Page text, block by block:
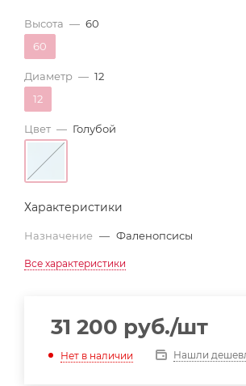
Высота — 60
60
Диаметр — 12
12
Цвет — Голубой
Характеристики
Назначение — Фаленопсисы
Все характеристики
31 200 руб./шт
Нет в наличии Нашли